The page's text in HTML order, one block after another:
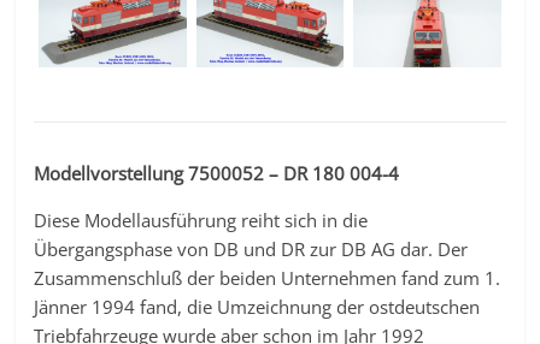
Modellvorstellung 7500052 – DR 180 004-4
Diese Modellausführung reiht sich in die
Übergangsphase von DB und DR zur DB AG dar. Der
Zusammenschluß der beiden Unternehmen fand zum 1.
Jänner 1994 fand, die Umzeichnung der ostdeutschen
Triebfahrzeuge wurde aber schon im Jahr 1992